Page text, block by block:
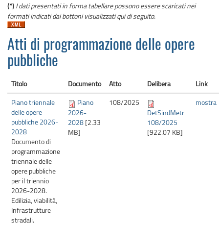
(*) I dati presentati in forma tabellare possono essere scaricati nei
formati indicati dai bottoni visualizzati qui di seguito.
Atti di programmazione delle opere
pubbliche
Titolo Documento Atto Delibera
Link
Piano triennale
delle opere
pubbliche 2026-
2028
Documento di
programmazione
triennale delle
opere pubbliche
per il triennio
2026-2028.
Edilizia, viabilità,
Infrastrutture
stradali.
Piano
2026-
2028 [2.33
MB]
108/2025
DetSindMetr
108/2025
[922.07 KB]
mostra